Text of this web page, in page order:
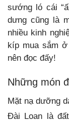
sướng ló cái
dưng cũng là
nhiều kinh
kíp mua sắm
nên đọc đấy!
Những món
Mặt nạ dưỡng
Đài Loan là